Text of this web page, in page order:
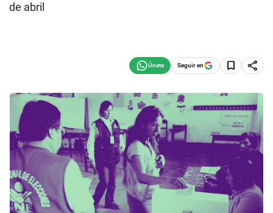
de abril
Seguir en